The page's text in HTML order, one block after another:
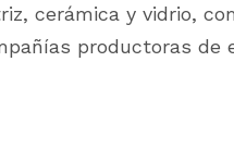
cerámica y vidrio,
productoras de